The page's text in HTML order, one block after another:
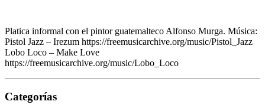
Platica informal con el pintor guatemalteco Alfonso Murga. Música:
Pistol Jazz – Irezum https://freemusicarchive.org/music/Pistol_Jazz
Lobo Loco – Make Love
https://freemusicarchive.org/music/Lobo_Loco
Categorías